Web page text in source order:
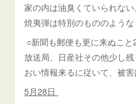
家の内は油臭くていられな
焼夷弾は特別のもののような
○新聞も郵便も更に来ぬこと
放送局、日産社その他少し
おい情報来るに従いて、被
5月28日